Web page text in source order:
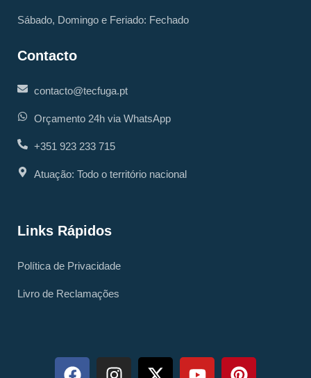
Sábado, Domingo e Feriado: Fechado
Contacto
contacto@tecfuga.pt
Orçamento 24h via WhatsApp
+351 923 233 715
Atuação: Todo o território nacional
Links Rápidos
Política de Privacidade
Livro de Reclamações